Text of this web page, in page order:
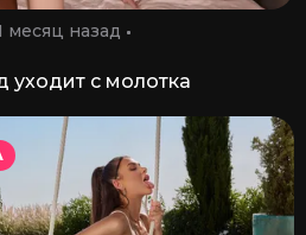
месяц назад
с молотка